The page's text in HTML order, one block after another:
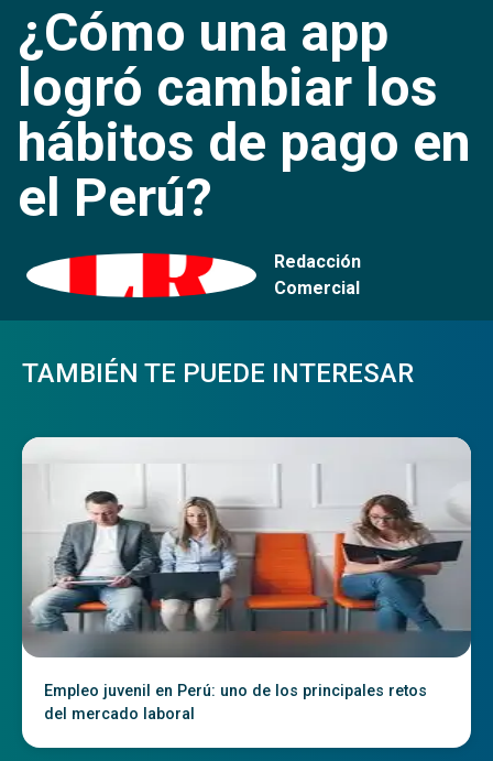
¿Cómo una app
logró cambiar los
hábitos de pago en
el Perú?
Redacción
Comercial
TAMBIÉN TE PUEDE INTERESAR
Empleo juvenil en Perú: uno de los principales retos
del mercado laboral